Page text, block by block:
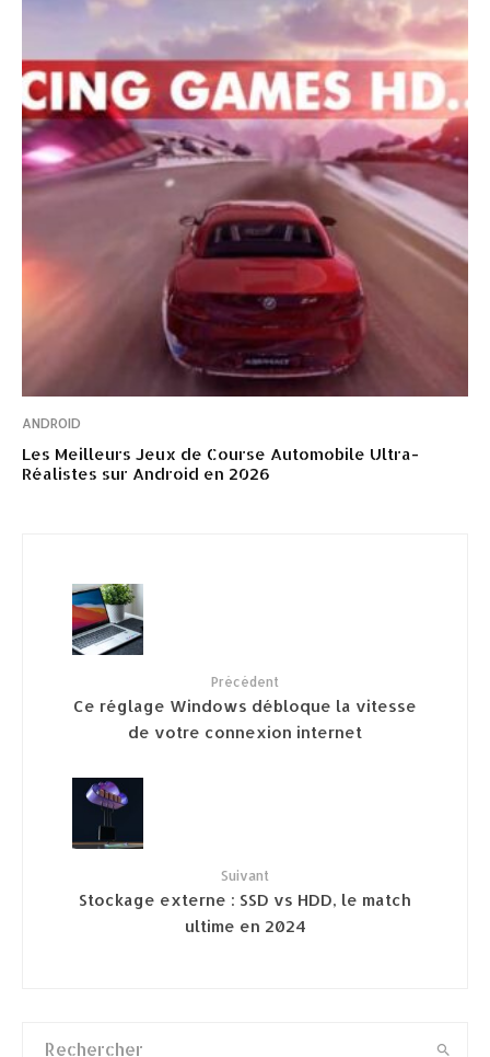
ANDROID
Les Meilleurs Jeux de Course Automobile Ultra-
Réalistes sur Android en 2026
Précédent
Ce réglage Windows débloque la vitesse
de votre connexion internet
Suivant
Stockage externe : SSD vs HDD, le match
ultime en 2024